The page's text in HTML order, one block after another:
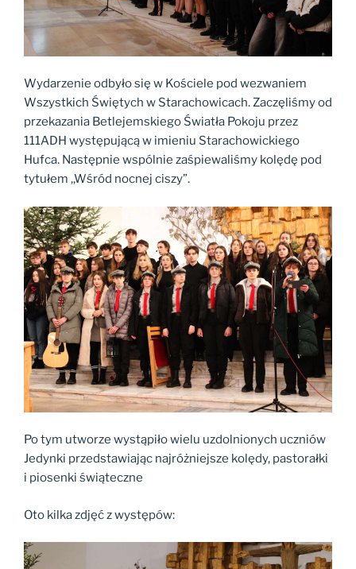
Wydarzenie odbyło się w Kościele pod wezwaniem
Wszystkich Świętych w Starachowicach. Zaczęliśmy od
przekazania Betlejemskiego Światła Pokoju przez
111ADH występującą w imieniu Starachowickiego
Hufca. Następnie wspólnie zaśpiewaliśmy kolędę pod
tytułem ,,Wśród nocnej ciszy”.
Po tym utworze wystąpiło wielu uzdolnionych uczniów
Jedynki przedstawiając najróżniejsze kolędy, pastorałki
i piosenki świąteczne
Oto kilka zdjęć z występów: